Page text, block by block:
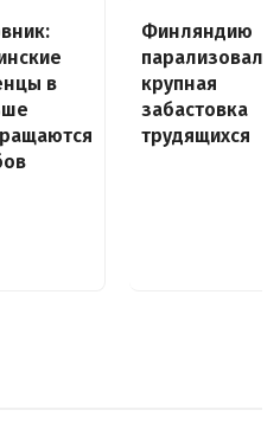
в
Финляндию
парализовала
крупная
забастовка
трудящихся